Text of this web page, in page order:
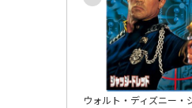
ウォルト・ディズニー・